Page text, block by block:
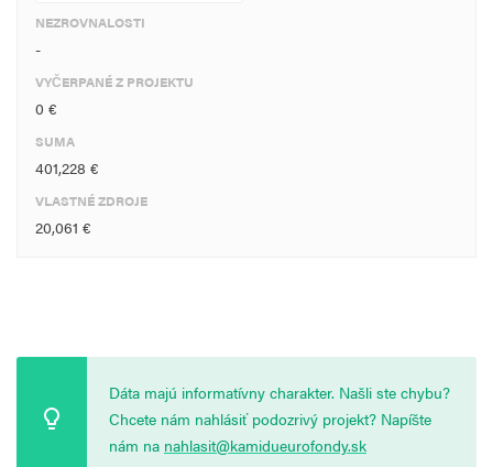
NEZROVNALOSTI
-
VYČERPANÉ Z PROJEKTU
0 €
SUMA
401,228 €
VLASTNÉ ZDROJE
20,061 €
Dáta majú informatívny charakter. Našli ste chybu?
Chcete nám nahlásiť podozrivý projekt? Napíšte
nám na nahlasit@kamidueurofondy.sk